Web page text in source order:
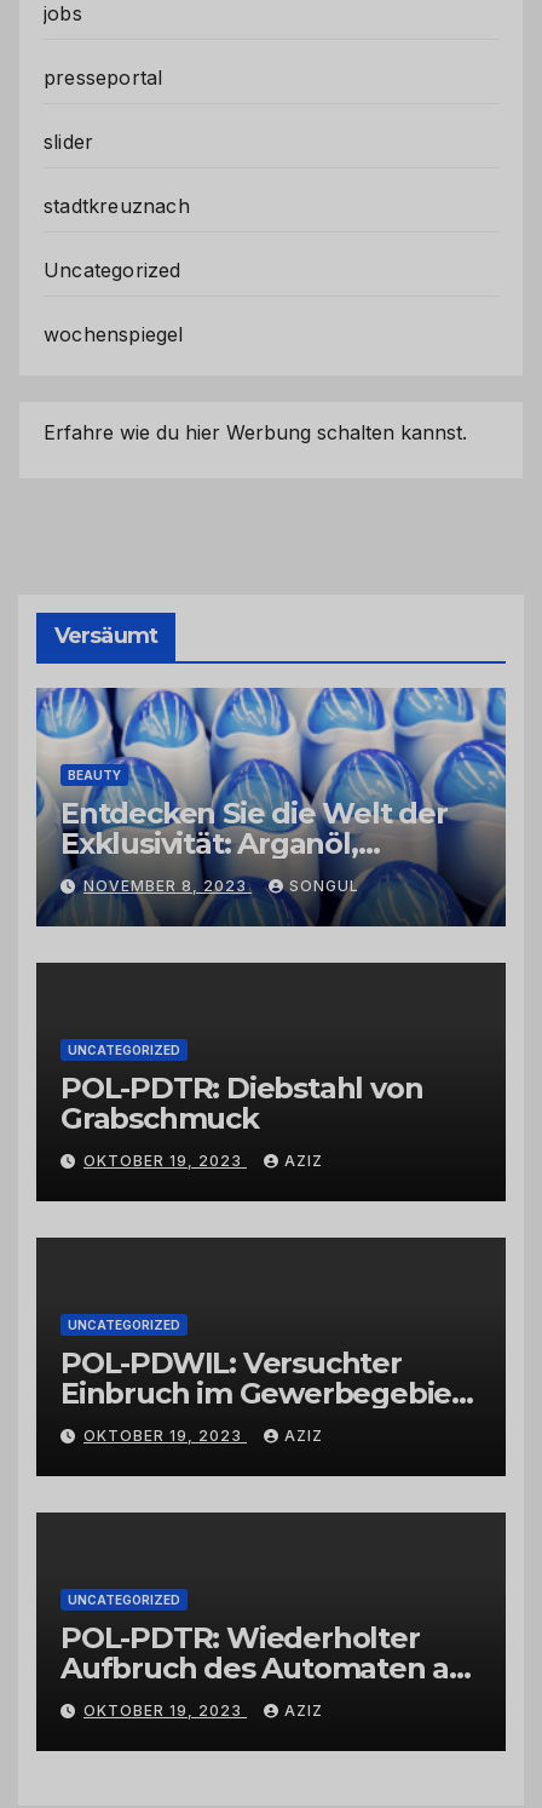
jobs
presseportal
slider
stadtkreuznach
Uncategorized
wochenspiegel
Erfahre wie du hier Werbung schalten kannst.
Versäumt
BEAUTY
Entdecken Sie die Welt der
Exklusivität: Arganöl,
Kaktusfeigenkernöl und
Schwarzkümmelöl von
vertrauenswürdigen
Großhändlern und Anbietern
NOVEMBER 8, 2023 SONGUL
UNCATEGORIZED
POL-PDTR: Diebstahl von
Grabschmuck
OKTOBER 19, 2023 AZIZ
UNCATEGORIZED
POL-PDWIL: Versuchter
Einbruch im Gewerbegebiet
Wittlich
OKTOBER 19, 2023 AZIZ
UNCATEGORIZED
POL-PDTR: Wiederholter
Aufbruch des Automaten am
Wohnmobilstellplatz in
Hermeskeil am Labachweg
OKTOBER 19, 2023 AZIZ